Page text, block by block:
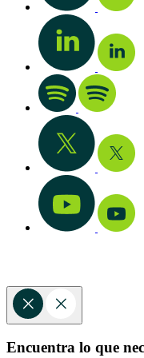
Encuentra lo que